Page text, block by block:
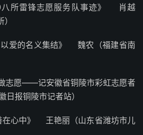
八所雷锋志愿服务队事迹》 肖越
以爱的名义集结》 魏农（福建省南
做志愿——记安徽省铜陵市彩虹志愿者
报铜陵市记者站）
在心中》 王艳丽（山东省潍坊市儿